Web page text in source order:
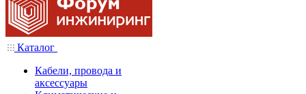
Каталог
Кабели, провода и
аксессуары